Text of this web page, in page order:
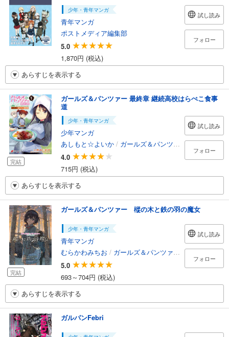
少年・青年マンガ
青年マンガ
ポストメディア編集部
5.0
1,870円 (税込)
試し読み
フォロー
あらすじを表示する
完結
ガールズ＆パンツァー 最終章 継続高校はらぺこ食事
道
少年・青年マンガ
少年マンガ
あしもと☆よいか / ガールズ＆パンツァー最終章製作委員会
4.0
715円 (税込)
試し読み
フォロー
あらすじを表示する
完結
ガールズ＆パンツァー 樅の木と鉄の羽の魔女
少年・青年マンガ
青年マンガ
むらかわみちお / ガールズ＆パンツァー製作委員会
5.0
693～704円 (税込)
試し読み
フォロー
あらすじを表示する
ガルパンFebri